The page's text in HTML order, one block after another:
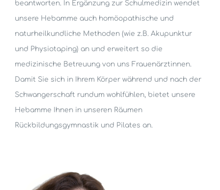
beantworten. In Ergänzung zur Schulmedizin wendet
unsere Hebamme auch homöopathische und
naturheilkundliche Methoden (wie z.B. Akupunktur
und Physiotaping) an und erweitert so die
medizinische Betreuung von uns Frauenärztinnen.
Damit Sie sich in Ihrem Körper während und nach der
Schwangerschaft rundum wohlfühlen, bietet unsere
Hebamme Ihnen in unseren Räumen
Rückbildungsgymnastik und Pilates an.